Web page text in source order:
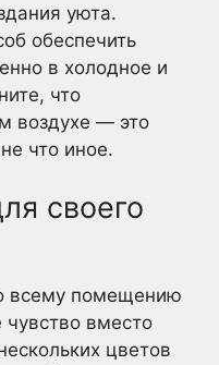
уюта.
обеспечить
в холодное и
что
воздухе — это
что иное.
своего
всему помещению
вместо
цветов